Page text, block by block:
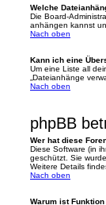
Welche
Die Board-
anhängen kannst
Nach oben
Kann ich eine
Um eine Liste all
„Dateianhänge
Nach oben
phpBB
Wer hat diese
Diese Software (in
geschützt. Sie
Weitere Details
Nach oben
Warum ist